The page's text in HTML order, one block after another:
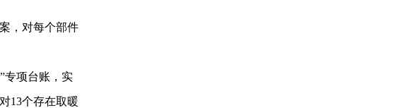
，对每个部件
专项台账，实
13个存在取暖